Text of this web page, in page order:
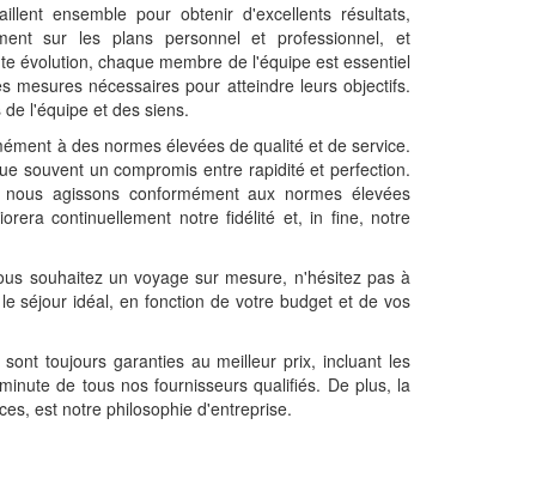
ensemble pour obtenir d'excellents résultats,
sur les plans personnel et professionnel, et
évolution, chaque membre de l'équipe est essentiel
nécessaires pour atteindre leurs objectifs.
l'équipe et des siens.
à des normes élevées de qualité et de service.
souvent un compromis entre rapidité et perfection.
agissons conformément aux normes élevées
continuellement notre fidélité et, in fine, notre
souhaitez un voyage sur mesure, n'hésitez pas à
séjour idéal, en fonction de votre budget et de vos
toujours garanties au meilleur prix, incluant les
de tous nos fournisseurs qualifiés. De plus, la
est notre philosophie d'entreprise.